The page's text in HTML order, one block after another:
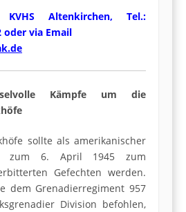
KVHS Altenkirchen, Tel.:
oder via Email
Kämpfe um die
sollte als amerikanischer
zum 6. April 1945 zum
Gefechten werden.
dem Grenadierregiment 957
Division befohlen,